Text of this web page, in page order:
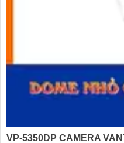
VP-5350DP CAMERA